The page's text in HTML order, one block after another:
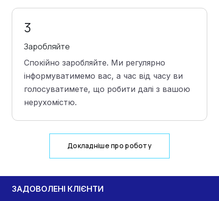
3
Заробляйте
Спокійно заробляйте. Ми регулярно
інформуватимемо вас, а час від часу ви
голосуватимете, що робити далі з вашою
нерухомістю.
Докладніше про роботу
ЗАДОВОЛЕНІ КЛІЄНТИ